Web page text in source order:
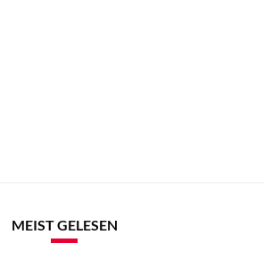
MEIST GELESEN